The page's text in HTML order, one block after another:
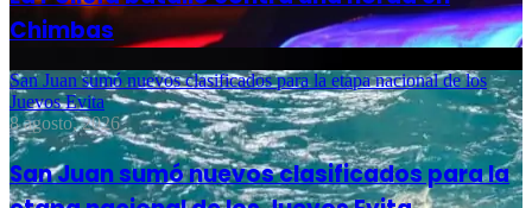
Chimbas
San Juan sumó nuevos clasificados para la etapa nacional de los
Juevos Evita
8 agosto, 2026
San Juan sumó nuevos clasificados para la